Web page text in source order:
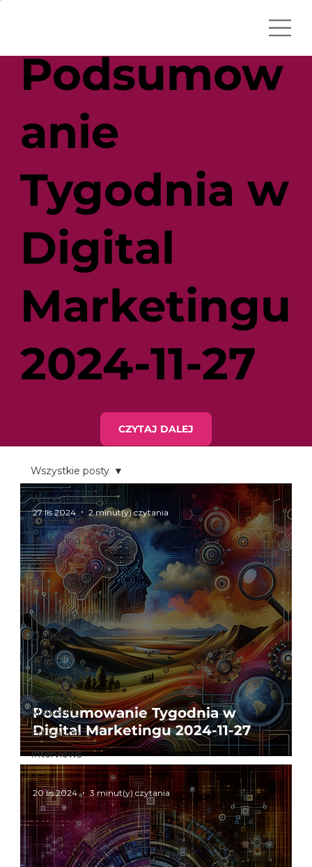
Podsumow
anie
Tygodnia w
Digital
Marketingu
2024-11-27
CZYTAJ DALEJ
Wszystkie posty
Social Media
Marketing Digest
Digital
SEO i
pozycjonowanie
AI w marketingu
Creative
Software
MarTech
Content
Marketing
Education
Interviews
Wszystkie posty
Podsumowanie Tygodnia w
Digital Marketingu 2024-11-27
27 lis 2024 2 minut(y) czytania
20 lis 2024 3 minut(y) czytania